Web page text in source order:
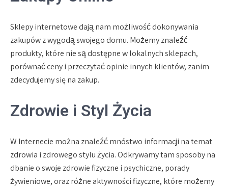
Sklepy internetowe dają nam możliwość dokonywania
zakupów z wygodą swojego domu. Możemy znaleźć
produkty, które nie są dostępne w lokalnych sklepach,
porównać ceny i przeczytać opinie innych klientów, zanim
zdecydujemy się na zakup.
Zdrowie i Styl Życia
W Internecie można znaleźć mnóstwo informacji na temat
zdrowia i zdrowego stylu życia. Odkrywamy tam sposoby na
dbanie o swoje zdrowie fizyczne i psychiczne, porady
żywieniowe, oraz różne aktywności fizyczne, które możemy